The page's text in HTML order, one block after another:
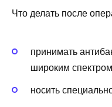
Что делать после
принимать
широким
носить